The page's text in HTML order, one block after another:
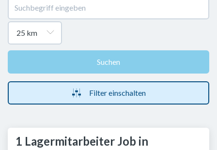
Suchen
Filter einschalten
1 Lagermitarbeiter Job in